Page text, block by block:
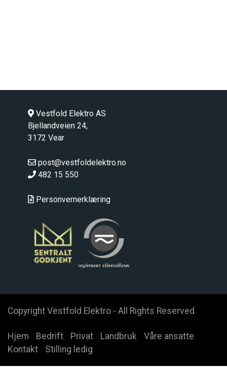
Vestfold Elektro AS
Bjellandveien 24,
3172 Vear
post@vestfoldelektro.no
482 15 550
Personvernerklæring
Copyright Vestfold Elektro - All Rights Reserved
Hjem Bedrift Privat Landbruk
Våre ansatte
Kontakt
Stilling ledig